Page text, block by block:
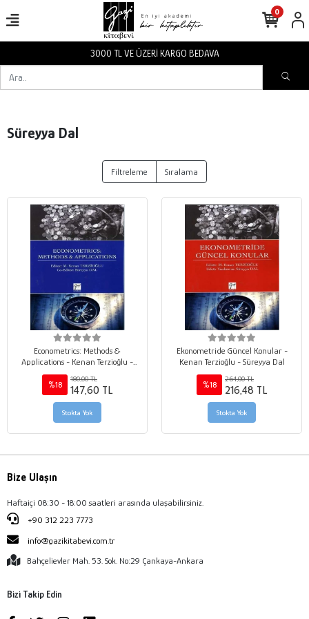
3000 TL VE ÜZERİ KARGO BEDAVA
0
Süreyya Dal
Filtreleme Sıralama
Econometrics: Methods &
Applications - Kenan Terzioğlu -
Süreyya Dal
%18
180,00 TL
147,60 TL
Stokta Yok
Ekonometride Güncel Konular -
Kenan Terzioğlu - Süreyya Dal
%18
264,00 TL
216,48 TL
Stokta Yok
Bize Ulaşın
Haftaiçi 08:30 - 18:00 saatleri arasında ulaşabilirsiniz.
+90 312 223 7773
info@gazikitabevi.com.tr
Bahçelievler Mah. 53. Sok. No:29 Çankaya-Ankara
Bizi Takip Edin